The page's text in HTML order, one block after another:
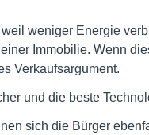
weniger Energie
Immobilie. Wenn
Verkaufsargument.
und die beste
sich die Bürger